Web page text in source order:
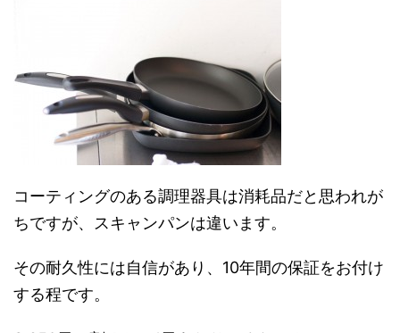
コーティングのある調理器具は消耗品だと思われが
ちですが、スキャンパンは違います。
その耐久性には自信があり、10年間の保証をお付け
する程です。